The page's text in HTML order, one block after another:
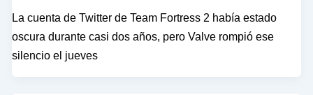
La cuenta de Twitter de Team Fortress 2 había estado
oscura durante casi dos años, pero Valve rompió ese
silencio el jueves